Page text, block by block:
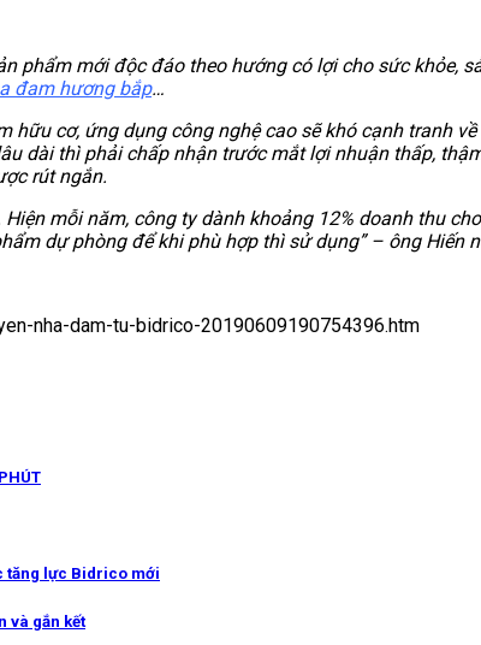
phẩm mới độc đáo theo hướng có lợi cho sức khỏe,
đam hương bắp…
hữu cơ, ứng dụng công nghệ cao sẽ khó cạnh tranh
dài thì phải chấp nhận trước mắt lợi nhuận thấp,
rút ngắn.
mỗi năm, công ty dành khoảng 12% doanh thu
dự phòng để khi phù hợp thì sử dụng” – ông Hiến
nha-dam-tu-bidrico-20190609190754396.htm
tăng lực Bidrico mới
và gắn kết